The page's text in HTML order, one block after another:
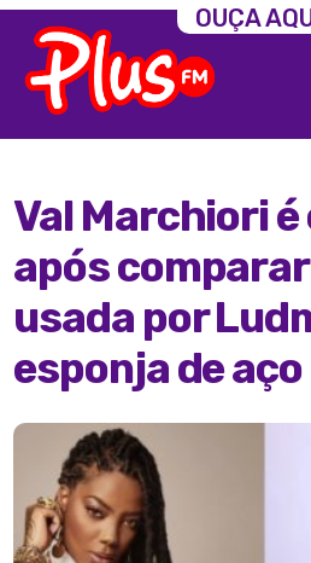
Val Marchiori
após
usada por
esponja de aço
OUÇA